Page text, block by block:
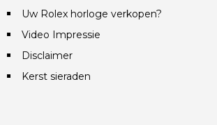
Uw Rolex horloge verkopen?
Video Impressie
Disclaimer
Kerst sieraden